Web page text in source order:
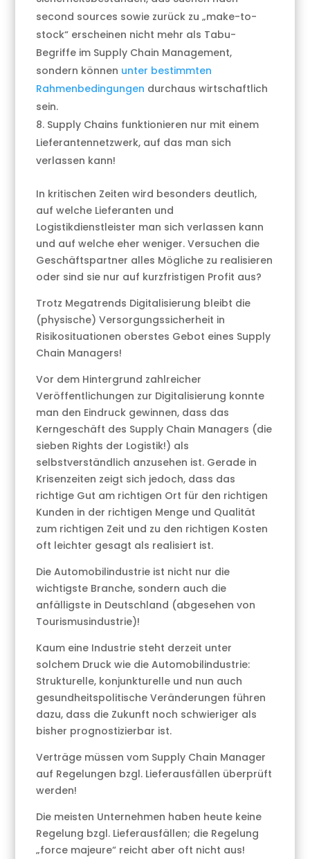
second sources sowie zurück zu „make-to-
stock“ erscheinen nicht mehr als Tabu-
Begriffe im Supply Chain Management,
sondern können unter bestimmten
Rahmenbedingungen durchaus wirtschaftlich
sein.
Supply Chains funktionieren nur mit einem
Lieferantennetzwerk, auf das man sich
verlassen kann!
In kritischen Zeiten wird besonders deutlich,
auf welche Lieferanten und
Logistikdienstleister man sich verlassen kann
und auf welche eher weniger. Versuchen die
Geschäftspartner alles Mögliche zu realisieren
oder sind sie nur auf kurzfristigen Profit aus?
Trotz Megatrends Digitalisierung bleibt die
(physische) Versorgungssicherheit in
Risikosituationen oberstes Gebot eines Supply
Chain Managers!
Vor dem Hintergrund zahlreicher
Veröffentlichungen zur Digitalisierung konnte
man den Eindruck gewinnen, dass das
Kerngeschäft des Supply Chain Managers (die
sieben Rights der Logistik!) als
selbstverständlich anzusehen ist. Gerade in
Krisenzeiten zeigt sich jedoch, dass das
richtige Gut am richtigen Ort für den richtigen
Kunden in der richtigen Menge und Qualität
zum richtigen Zeit und zu den richtigen Kosten
oft leichter gesagt als realisiert ist.
Die Automobilindustrie ist nicht nur die
wichtigste Branche, sondern auch die
anfälligste in Deutschland (abgesehen von
Tourismusindustrie)!
Kaum eine Industrie steht derzeit unter
solchem Druck wie die Automobilindustrie:
Strukturelle, konjunkturelle und nun auch
gesundheitspolitische Veränderungen führen
dazu, dass die Zukunft noch schwieriger als
bisher prognostizierbar ist.
Verträge müssen vom Supply Chain Manager
auf Regelungen bzgl. Lieferausfällen überprüft
werden!
Die meisten Unternehmen haben heute keine
Regelung bzgl. Lieferausfällen; die Regelung
„force majeure“ reicht aber oft nicht aus!